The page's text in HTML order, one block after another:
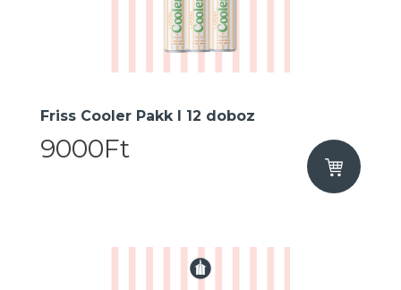
Friss Cooler Pakk I 12 doboz
9000Ft